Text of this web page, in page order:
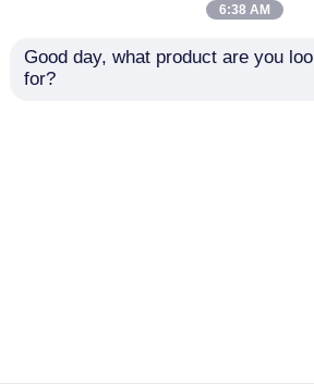
6:38 AM
Good day, what product are you
for?